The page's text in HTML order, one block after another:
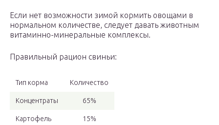
Если нет возможности зимой кормить овощами в
нормальном количестве, следует давать животным
витаминно-минеральные комплексы.
Правильный рацион свиньи:
Тип корма Количество
Концентраты 65%
Картофель 15%